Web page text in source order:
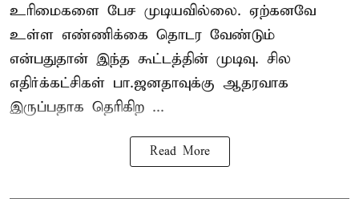
உரிமைகளை பேச முடியவில்லை. ஏற்கனவே
உள்ள எண்ணிக்கை தொடர வேண்டும்
என்பதுதான் இந்த கூட்டத்தின் முடிவு. சில
எதிர்க்கட்சிகள் பா.ஜனதாவுக்கு ஆதரவாக
இருப்பதாக தெரிகிற ...
Read More